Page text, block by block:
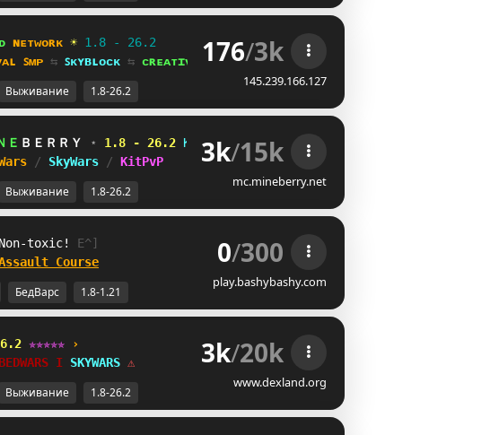
ɴᴇᴛᴡᴏʀᴋ ☀ 1.8 - 26.2
ꜱᴍᴘ ⇆ ꜱᴋʏʙʟᴏᴄᴋ ⇆ ᴄʀᴇᴀᴛɪᴠᴇ⁺ 176/3k
145.239.166.127
Выживание 1.8-26.2
Ｅ ＢＥＲＲＹ ⋆ 1.8 - 26.2 VBUYTLF UDUQB\S
/ SkyWars / KitPvP 3k/15k
mc.mineberry.net
Выживание 1.8-26.2
toxic! PWT
Course 0/300
play.bashybashy.com
БедВарс 1.8-1.21
✯✯✯✯✯
›
A SKYWARS ⚠ 3k/20k
www.dexland.org
Выживание 1.8-26.2